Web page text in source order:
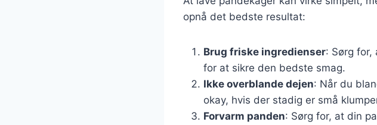
opnå det bedste resultat:
Brug friske ingredienser: Sørg
for at sikre den bedste smag.
Ikke overblande dejen: Når du
okay, hvis der stadig er små
Forvarm panden: Sørg for, at din